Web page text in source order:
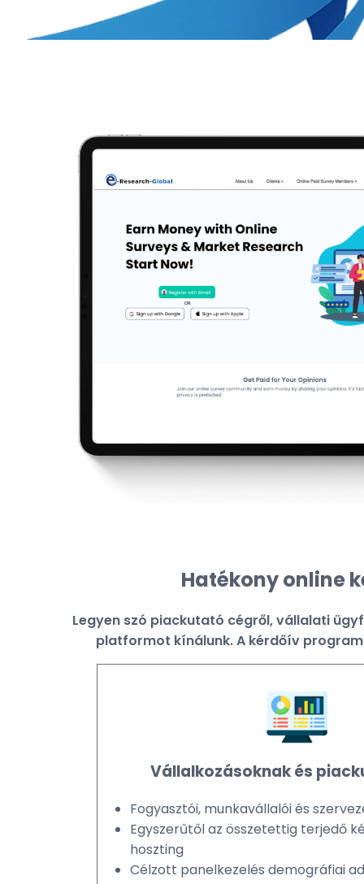
Hatékony online
Legyen szó piackutató cégről, vállalati
platformot kínálunk. A kérdőív
Vállalkozásoknak és
Fogyasztói, munkavállalói és
Egyszerűtől az összetettig terjedő
hoszting
Célzott panelkezelés demográfiai